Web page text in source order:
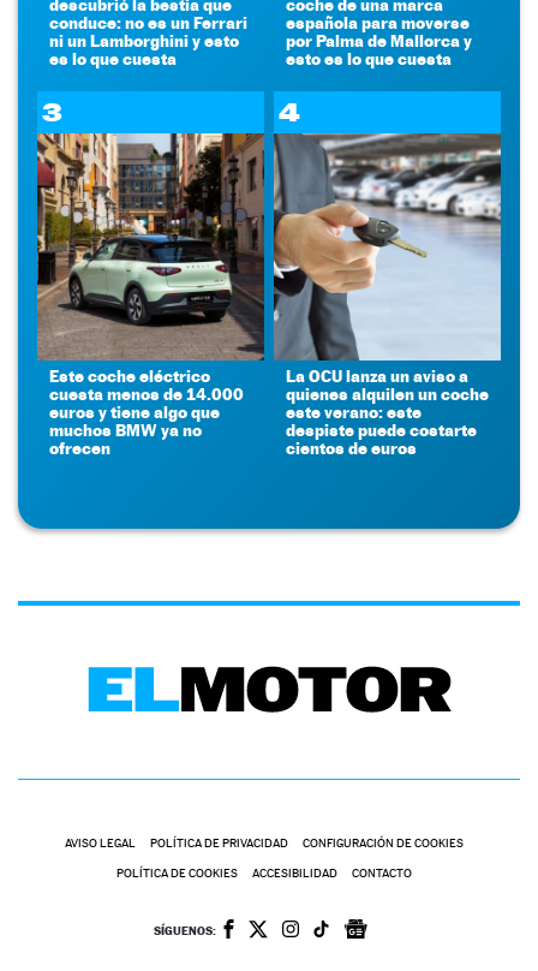
descubrió la bestia que
conduce: no es un Ferrari
ni un Lamborghini y esto
es lo que cuesta
coche de una marca
española para moverse
por Palma de Mallorca y
esto es lo que cuesta
3
Este coche eléctrico
cuesta menos de 14.000
euros y tiene algo que
muchos BMW ya no
ofrecen
4
La OCU lanza un aviso a
quienes alquilen un coche
este verano: este
despiste puede costarte
cientos de euros
AVISO LEGAL POLÍTICA DE PRIVACIDAD CONFIGURACIÓN DE COOKIES
POLÍTICA DE COOKIES ACCESIBILIDAD CONTACTO
SÍGUENOS: